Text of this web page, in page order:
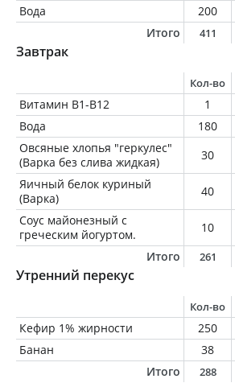
Вода 200
Итого
411
Завтрак
Кол-во
Витамин В1-В12 1
Вода
180
Овсяные хлопья "геркулес"
(Варка без слива жидкая)
30
Яичный белок куриный
(Варка)
40
Соус майонезный с
греческим йогуртом.
10
Итого
261
Утренний перекус
Кол-во
Кефир 1% жирности 250
Банан
38
Итого
288